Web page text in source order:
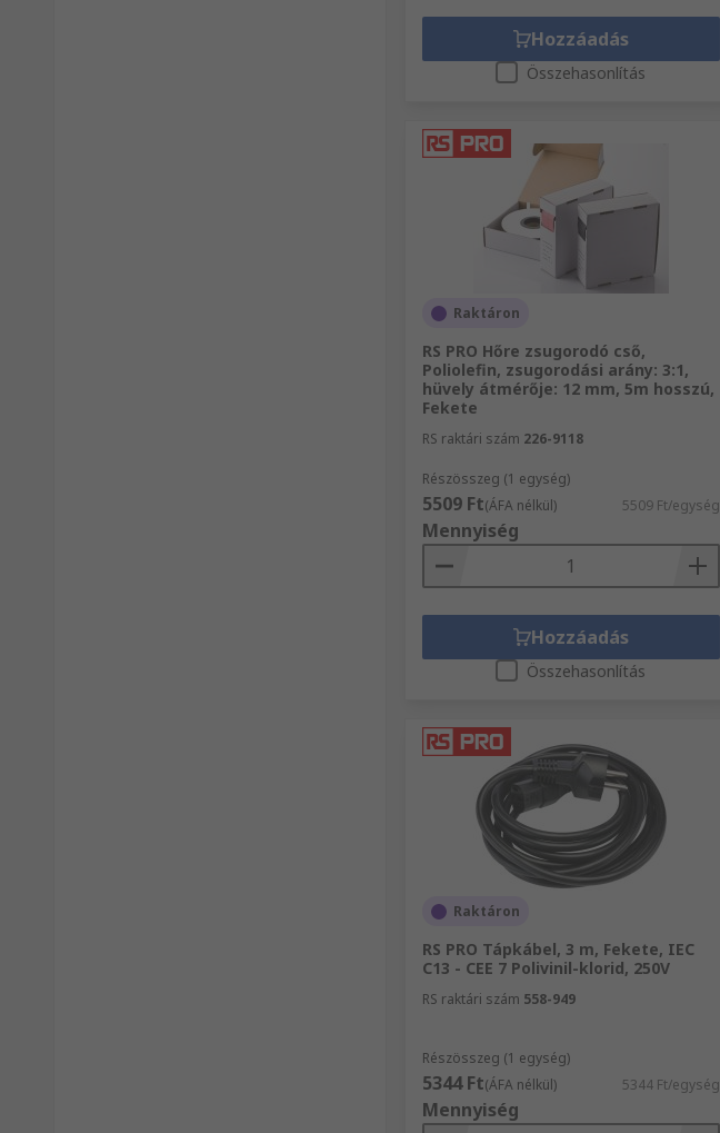
Hozzáadás
Összehasonlítás
Raktáron
RS PRO Hőre zsugorodó cső,
Poliolefin, zsugorodási arány: 3:1,
hüvely átmérője: 12 mm, 5m hosszú,
Fekete
RS raktári szám 226-9118
Részösszeg (1 egység)
5509 Ft(ÁFA nélkül) 5509 Ft/egység
Mennyiség
Hozzáadás
Összehasonlítás
Raktáron
RS PRO Tápkábel, 3 m, Fekete, IEC
C13 - CEE 7 Polivinil-klorid, 250V
RS raktári szám 558-949
Részösszeg (1 egység)
5344 Ft(ÁFA nélkül) 5344 Ft/egység
Mennyiség